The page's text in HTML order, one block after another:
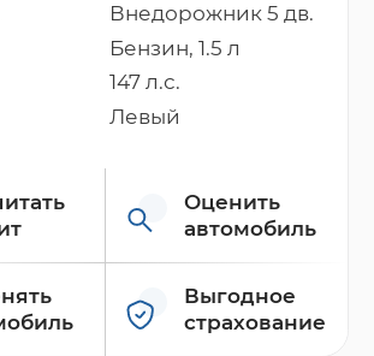
Внедорожник 5 дв.
Бензин, 1.5 л
147 л.с.
Левый
Оценить
автомобиль
Выгодное
страхование